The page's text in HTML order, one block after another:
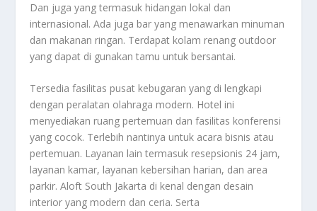
Dan juga yang termasuk hidangan lokal dan
internasional. Ada juga bar yang menawarkan minuman
dan makanan ringan. Terdapat kolam renang outdoor
yang dapat di gunakan tamu untuk bersantai.
Tersedia fasilitas pusat kebugaran yang di lengkapi
dengan peralatan olahraga modern. Hotel ini
menyediakan ruang pertemuan dan fasilitas konferensi
yang cocok. Terlebih nantinya untuk acara bisnis atau
pertemuan. Layanan lain termasuk resepsionis 24 jam,
layanan kamar, layanan kebersihan harian, dan area
parkir. Aloft South Jakarta di kenal dengan desain
interior yang modern dan ceria. Serta